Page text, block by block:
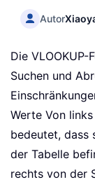
Autor
Die
Suchen und
Werte Von
bedeutet, dass
der Tabelle
rechts von der